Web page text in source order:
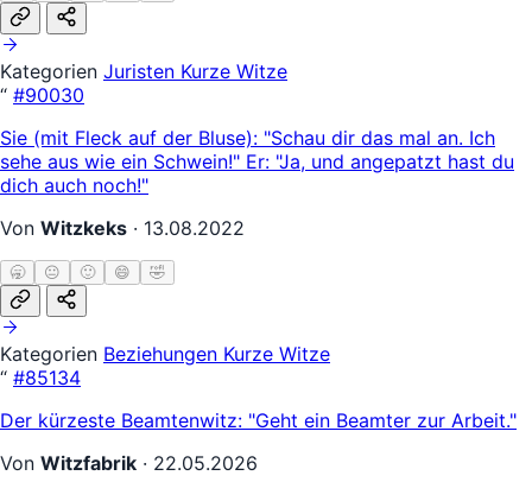
Kategorien Juristen Kurze Witze
“ #90030
Sie (mit Fleck auf der Bluse): "Schau dir das mal an. Ich
sehe aus wie ein Schwein!" Er: "Ja, und angepatzt hast du
dich auch noch!"
Von Witzkeks · 13.08.2022
🥱 😐 🙂 😄 🤣
Kategorien Beziehungen Kurze Witze
“ #85134
Der kürzeste Beamtenwitz: "Geht ein Beamter zur Arbeit."
Von Witzfabrik · 22.05.2026